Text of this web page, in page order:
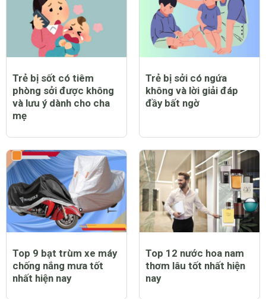
Trẻ bị sốt có tiêm
phòng sởi được không
và lưu ý dành cho cha
mẹ
Trẻ bị sởi có ngứa
không và lời giải đáp
đầy bất ngờ
Top 9 bạt trùm xe máy
chống nắng mưa tốt
nhất hiện nay
Top 12 nước hoa nam
thơm lâu tốt nhất hiện
nay